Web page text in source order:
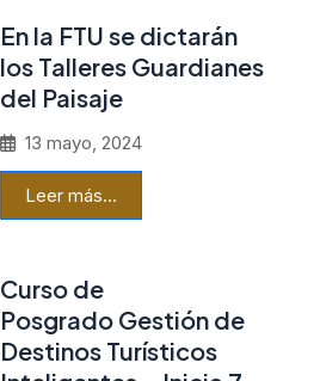
En la FTU se dictarán
los Talleres Guardianes
del Paisaje
13 mayo, 2024
Leer más…
Curso de
Posgrado Gestión de
Destinos Turísticos